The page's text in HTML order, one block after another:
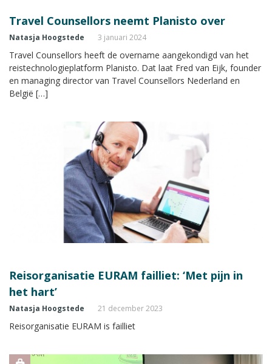
Travel Counsellors neemt Planisto over
Natasja Hoogstede 3 januari 2024
Travel Counsellors heeft de overname aangekondigd van het
reistechnologieplatform Planisto. Dat laat Fred van Eijk, founder
en managing director van Travel Counsellors Nederland en
België […]
Reisorganisatie EURAM failliet: ‘Met pijn in
het hart’
Natasja Hoogstede 21 december 2023
Reisorganisatie EURAM is failliet